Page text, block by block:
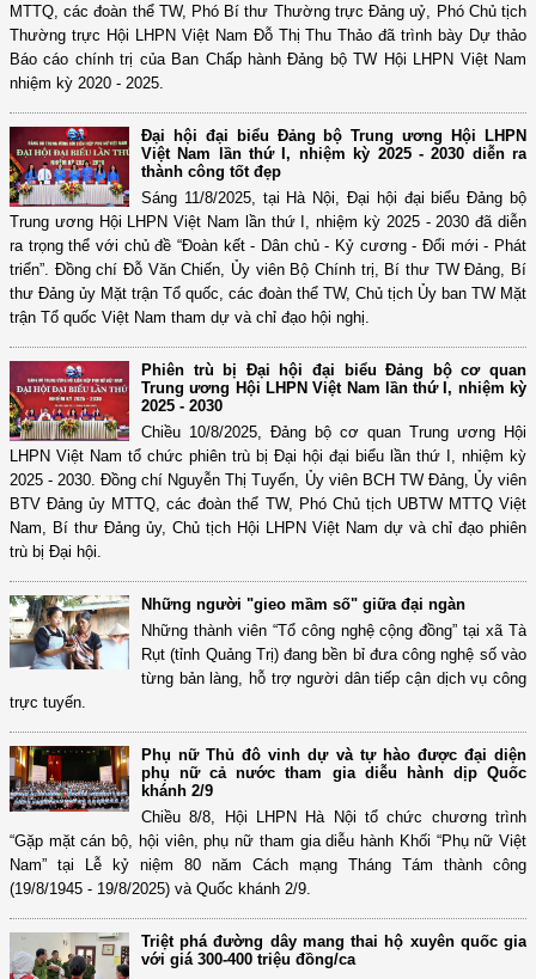
MTTQ, các đoàn thể TW, Phó Bí thư Thường trực Đảng uỷ, Phó Chủ tịch
Thường trực Hội LHPN Việt Nam Đỗ Thị Thu Thảo đã trình bày Dự thảo
Báo cáo chính trị của Ban Chấp hành Đảng bộ TW Hội LHPN Việt Nam
nhiệm kỳ 2020 - 2025.
Đại hội đại biểu Đảng bộ Trung ương Hội LHPN
Việt Nam lần thứ I, nhiệm kỳ 2025 - 2030 diễn ra
thành công tốt đẹp
Sáng 11/8/2025, tại Hà Nội, Đại hội đại biểu Đảng bộ
Trung ương Hội LHPN Việt Nam lần thứ I, nhiệm kỳ 2025 - 2030 đã diễn
ra trọng thể với chủ đề “Đoàn kết - Dân chủ - Kỷ cương - Đổi mới - Phát
triển”. Đồng chí Đỗ Văn Chiến, Ủy viên Bộ Chính trị, Bí thư TW Đảng, Bí
thư Đảng ủy Mặt trận Tổ quốc, các đoàn thể TW, Chủ tịch Ủy ban TW Mặt
trận Tổ quốc Việt Nam tham dự và chỉ đạo hội nghị.
Phiên trù bị Đại hội đại biểu Đảng bộ cơ quan
Trung ương Hội LHPN Việt Nam lần thứ I, nhiệm kỳ
2025 - 2030
Chiều 10/8/2025, Đảng bộ cơ quan Trung ương Hội
LHPN Việt Nam tổ chức phiên trù bị Đại hội đại biểu lần thứ I, nhiệm kỳ
2025 - 2030. Đồng chí Nguyễn Thị Tuyến, Ủy viên BCH TW Đảng, Ủy viên
BTV Đảng ủy MTTQ, các đoàn thể TW, Phó Chủ tịch UBTW MTTQ Việt
Nam, Bí thư Đảng ủy, Chủ tịch Hội LHPN Việt Nam dự và chỉ đạo phiên
trù bị Đại hội.
Những người "gieo mầm số" giữa đại ngàn
Những thành viên “Tổ công nghệ cộng đồng” tại xã Tà
Rụt (tỉnh Quảng Trị) đang bền bỉ đưa công nghệ số vào
từng bản làng, hỗ trợ người dân tiếp cận dịch vụ công
trực tuyến.
Phụ nữ Thủ đô vinh dự và tự hào được đại diện
phụ nữ cả nước tham gia diễu hành dịp Quốc
khánh 2/9
Chiều 8/8, Hội LHPN Hà Nội tổ chức chương trình
“Gặp mặt cán bộ, hội viên, phụ nữ tham gia diễu hành Khối “Phụ nữ Việt
Nam” tại Lễ kỷ niệm 80 năm Cách mạng Tháng Tám thành công
(19/8/1945 - 19/8/2025) và Quốc khánh 2/9.
Triệt phá đường dây mang thai hộ xuyên quốc gia
với giá 300-400 triệu đồng/ca